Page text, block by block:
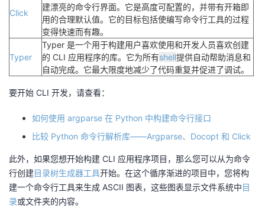
Click
建漂亮的命令行界面。 它是高度可配置的，并带有开箱即
用的合理默认值。 它的目标包括使编写命令行工具的过程
变得快速而有趣。
Typer
Typer 是一个用于构建用户喜欢使用和开发人员喜欢创建
的 CLI 应用程序的库。它为所有shell提供自动帮助消息和
自动完成。它最大限度地减少了代码重复并促进了调试。
要开始 CLI 开发，请查看：
如何使用 argparse 在 Python 中构建命令行接口
比较 Python 命令行解析库——Argparse、Docopt 和 Click
此外，如果您想开始构建 CLI 应用程序项目，那么您可以从为命令
行创建目录树生成器工具开始。在这个循序渐进的项目中，您将构
建一个命令行工具来生成 ASCII 图表，这些图表显示文件系统中目
录或文件夹的内容。